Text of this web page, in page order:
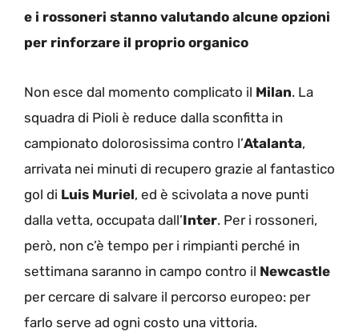
e i rossoneri stanno valutando alcune opzioni
per rinforzare il proprio organico
Non esce dal momento complicato il Milan. La
squadra di Pioli è reduce dalla sconfitta in
campionato dolorosissima contro l’Atalanta,
arrivata nei minuti di recupero grazie al fantastico
gol di Luis Muriel, ed è scivolata a nove punti
dalla vetta, occupata dall’Inter. Per i rossoneri,
però, non c’è tempo per i rimpianti perché in
settimana saranno in campo contro il Newcastle
per cercare di salvare il percorso europeo: per
farlo serve ad ogni costo una vittoria.